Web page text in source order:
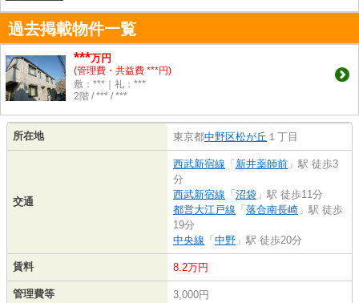
過去掲載物件一覧
***万円
(管理費・共益費 ***円)
敷：***｜礼：***
2階 / *** / ***
所在地 東京都中野区松が丘 １丁目
交通
西武新宿線 「 新井薬師前 」駅 徒歩3
分
西武新宿線 「 沼袋 」駅 徒歩11分
都営大江戸線 「 落合南長崎 」駅 徒歩
19分
中央線 「 中野 」駅 徒歩20分
賃料 8.2万円
管理費等 3,000円